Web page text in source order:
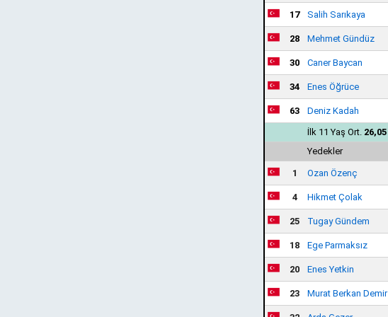
17 Salih Sarıkaya
28 Mehmet Gündüz
30 Caner Baycan
34 Enes Öğrüce
63
Deniz Kadah
İlk 11 Yaş Ort. 26,05
Yedekler
1 Ozan Özenç
4 Hikmet Çolak
25 Tugay Gündem
18 Ege Parmaksız
20 Enes Yetkin
23 Murat Berkan Demir